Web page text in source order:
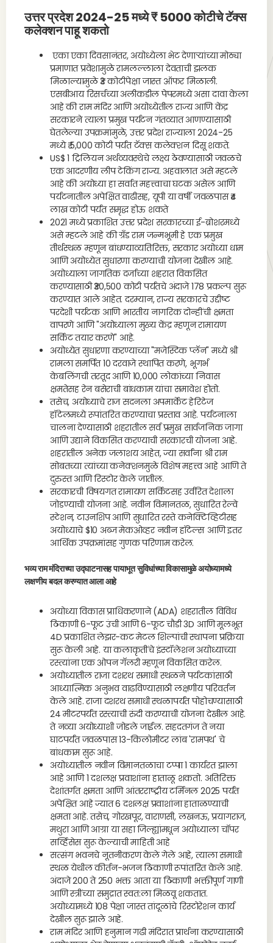
उत्तर प्रदेश 2024-25 मध्ये ₹ 5000 कोटीचे टॅक्स
कलेक्शन पाहू शकतो
एका एका दिवसानंतर, अयोध्येला भेट देणार्‍यांच्या मोठ्या
प्रमाणात प्रवेशामुळे रामलल्लाला देवताची झलक
मिळाल्यामुळे ₹3 कोटींपेक्षा जास्त ऑफर मिळाली.
एसबीआय रिसर्चच्या अलीकडील पेपरमध्ये असा दावा केला
आहे की राम मंदिर आणि अयोध्येतील राज्य आणि केंद्र
सरकारने त्याला प्रमुख पर्यटन गंतव्यात आणण्यासाठी
घेतलेल्या उपक्रमांमुळे, उत्तर प्रदेश राज्याला 2024-25
मध्ये ₹ 5,000 कोटी पर्यंत टॅक्स कलेक्शन दिसू शकते.
US$ 1 ट्रिलियन अर्थव्यवस्थेचे लक्ष्य ठेवण्यासाठी जवळचे
एक आदरणीय लीप टेकिंग राज्य. अहवालात असे म्हटले
आहे की अयोध्या हा सर्वात महत्त्वाचा घटक असेल आणि
पर्यटनातील अपेक्षित वाढीसह, यूपी या वर्षी जवळपास ₹4
लाख कोटी पर्यंत समृद्ध होऊ शकते
2021 मध्ये प्रकाशित उत्तर प्रदेश सरकारच्या ई-ब्रोशरमध्ये
असे म्हटले आहे की ग्रँड राम जन्मभूमी हे एक प्रमुख
तीर्थस्थळ म्हणून बांधण्याव्यतिरिक्त, सरकार अयोध्या धाम
आणि अयोध्येत सुधारणा करण्याची योजना देखील आहे.
अयोध्याला जागतिक दर्जाच्या शहरात विकसित
करण्यासाठी ₹30,500 कोटी पर्यंतचे अंदाजे 178 प्रकल्प सुरू
करण्यात आले आहेत. दरम्यान, राज्य सरकारचे उद्दीष्ट
परदेशी पर्यटक आणि भारतीय नागरिक दोन्हींची क्षमता
वापरणे आणि "अयोध्याला मुख्य केंद्र म्हणून रामायण
सर्किट तयार करणे" आहे.
अयोध्येत सुधारणा करण्याच्या "मजेस्टिक प्लॅन" मध्ये श्री
रामला समर्पित 10 दरवाजे स्थापित करणे, भूगर्भ
केबलिंगची तरतूद आणि 10,000 लोकांच्या निवास
क्षमतेसह रेन बसेराची बांधकाम यांचा समावेश होतो.
तसेच, अयोध्याचे राज सदनला अपमार्केट हेरिटेज
हॉटेलमध्ये रूपांतरित करण्याचा प्रस्ताव आहे. पर्यटनाला
चालना देण्यासाठी शहरातील सर्व प्रमुख सार्वजनिक जागा
आणि उद्याने विकसित करण्याची सरकारची योजना आहे.
शहरातील अनेक जलाशय आहेत, ज्या सर्वांना श्री राम
सोबतच्या त्यांच्या कनेक्शनमुळे विशेष महत्त्व आहे आणि ते
दुरुस्त आणि रिस्टोर केले जातील.
सरकारची विषयगत रामायण सर्किटसह उर्वरित देशाला
जोडण्याची योजना आहे. नवीन विमानतळ, सुधारित रेल्वे
स्टेशन, टाउनशिप आणि सुधारित रस्ते कनेक्टिव्हिटीसह
अयोध्याचे $10 अब्ज मेकओव्हर नवीन हॉटेल्स आणि इतर
आर्थिक उपक्रमांसह गुणक परिणाम करेल.
भव्य राम मंदिराच्या उद्घाटनासह पायाभूत सुविधांच्या विकासामुळे अयोध्यामध्ये
लक्षणीय बदल करण्यात आला आहे
अयोध्या विकास प्राधिकरणाने (ADA) शहरातील विविध
ठिकाणी 6-फूट उंची आणि 6-फूट चौडी 3D आणि मूलभूत
4D प्रकाशित लेझर-कट मेटल शिल्पांची स्थापना प्रक्रिया
सुरू केली आहे. या कलाकृतींचे इंस्टॉलेशन अयोध्याच्या
रस्त्यांना एक ओपन गॅलरी म्हणून विकसित करेल.
अयोध्यातील राजा दशरथ समाधी स्थळने पर्यटकांसाठी
आध्यात्मिक अनुभव वाढविण्यासाठी लक्षणीय परिवर्तन
केले आहे. राजा दशरथ समाधी स्थळापर्यंत पोहोचण्यासाठी
24 मीटरपर्यंत रस्त्याची रुंदी करण्याची योजना देखील आहे.
ते नव्या अयोध्याशी जोडले जाईल. सहदतगंज ते नया
घाटपर्यंत जवळपास 13-किलोमीटर लांब 'रामपथ' चे
बांधकाम सुरू आहे.
अयोध्यातील नवीन विमानतळाचा टप्पा 1 कार्यरत झाला
आहे आणि 1 दशलक्ष प्रवाशांना हाताळू शकतो. अतिरिक्त
देशांतर्गत क्षमता आणि आंतरराष्ट्रीय टर्मिनल 2025 पर्यंत
अपेक्षित आहे ज्यात 6 दशलक्ष प्रवाशांना हाताळण्याची
क्षमता आहे. तसेच, गोरखपूर, वाराणसी, लखनऊ, प्रयागराज,
मथुरा आणि आग्रा या सहा जिल्ह्यांमधून अयोध्याला चॉपर
सर्व्हिसेस सुरू केल्याची माहिती आहे
सत्संग भवनचे नूतनीकरण केले गेले आहे, त्याला समाधी
स्थळ येथील कीर्तन-भजन ठिकाणी रूपांतरित केले आहे.
अंदाजे 200 ते 250 भक्त आता या ठिकाणी भक्तीपूर्ण गाणी
आणि स्त्रींच्या समुद्रात स्वत:ला मिळवू शकतात.
अयोध्यामध्ये 108 पेक्षा जास्त तांदूळांचे रिस्टोरेशन कार्य
देखील सुरू झाले आहे.
राम मंदिर आणि हनुमान गढी मंदिरात प्रार्थना करण्यासाठी